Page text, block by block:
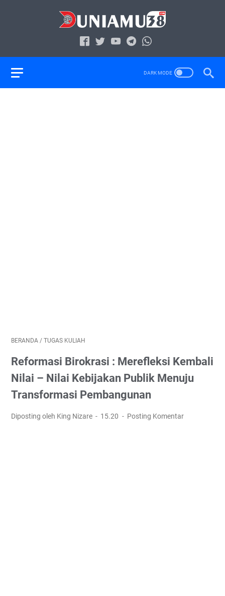
BERANDA / TUGAS KULIAH
Reformasi Birokrasi : Merefleksi Kembali
Nilai – Nilai Kebijakan Publik Menuju
Transformasi Pembangunan
Diposting oleh King Nizare 15.20 Posting Komentar